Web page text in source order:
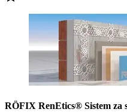
RÖFIX RenEtics® Sistem za